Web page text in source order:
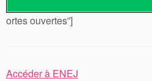
ortes ouvertes”]
Accéder à ENEJ